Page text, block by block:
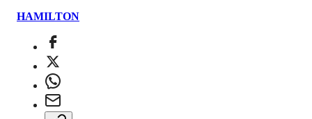
HAMILTON